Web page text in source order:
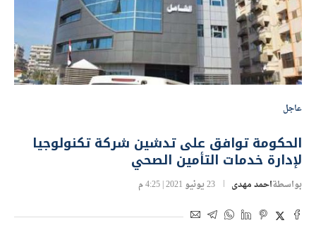
عاجل
الحكومة توافق على تدشين شركة تكنولوجيا
لإدارة خدمات التأمين الصحي
بواسطةاحمد مهدى 23 يونيو 2021 | 4:25 م